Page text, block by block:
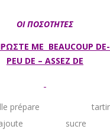
ΟΙ ΠΟΣΟΤΗΤΕΣ
ΜΕ BEAUCOUP
PEU DE – ASSEZ DE
prépare
ajoute sucre